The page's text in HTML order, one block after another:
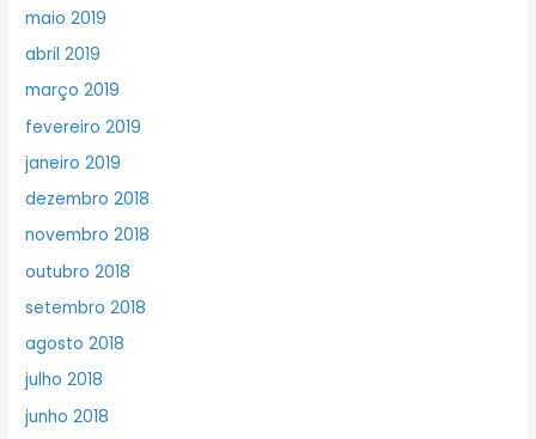
maio 2019
abril 2019
março 2019
fevereiro 2019
janeiro 2019
dezembro 2018
novembro 2018
outubro 2018
setembro 2018
agosto 2018
julho 2018
junho 2018